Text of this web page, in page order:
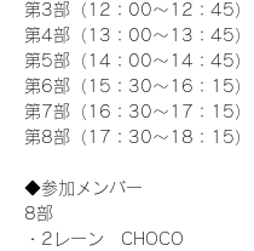
第3部（12：00～12：45）
第4部（13：00～13：45）
第5部（14：00～14：45）
第6部（15：30～16：15）
第7部（16：30～17：15）
第8部（17：30～18：15）
◆参加メンバー
8部
・2レーン　CHOCO